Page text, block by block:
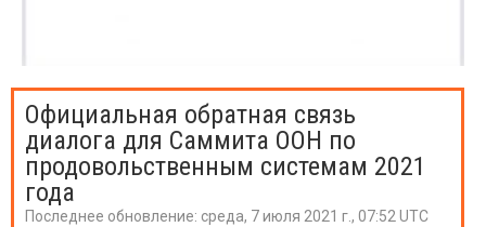
Официальная обратная связь
диалога для Саммита ООН по
продовольственным системам 2021
года
Последнее обновление: среда, 7 июля 2021 г., 07:52 UTC